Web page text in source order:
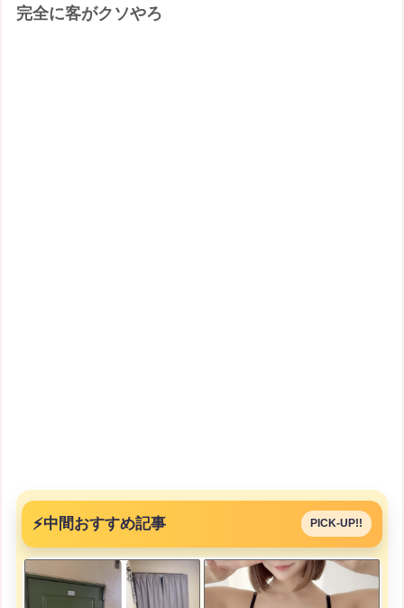
完全に客がクソやろ
⚡中間おすすめ記事 PICK-UP!!